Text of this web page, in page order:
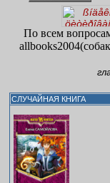
По всем
СЛУЧАЙНАЯ КНИГА